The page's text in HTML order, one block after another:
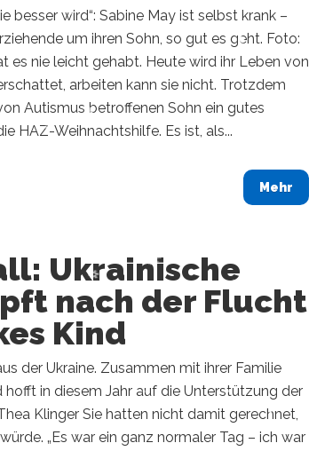
besser wird“: Sabine May ist selbst krank –
um ihren Sohn, so gut es geht. Foto:
es nie leicht gehabt. Heute wird ihr Leben von
arbeiten kann sie nicht. Trotzdem
Autismus betroffenen Sohn ein gutes
HAZ-Weihnachtshilfe. Es ist, als...
Mehr
Ukrainische
nach der Flucht
Kind
der Ukraine. Zusammen mit ihrer Familie
in diesem Jahr auf die Unterstützung der
Klinger Sie hatten nicht damit gerechnet,
„Es war ein ganz normaler Tag – ich war